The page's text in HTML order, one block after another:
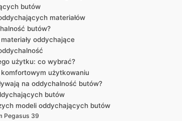
​butów
materiałów
butów?
oddychające
użytku: co ‌wybrać?
użytkowaniu
na oddychalność butów?
butów
modeli⁣ oddychających butów
Pegasus 39